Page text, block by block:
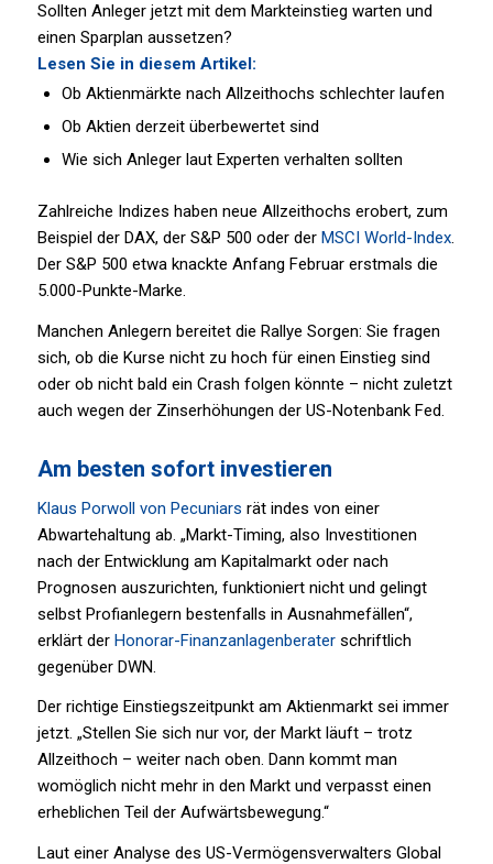
Sollten Anleger jetzt mit dem Markteinstieg warten und
einen Sparplan aussetzen?
Lesen Sie in diesem Artikel:
Ob Aktienmärkte nach Allzeithochs schlechter laufen
Ob Aktien derzeit überbewertet sind
Wie sich Anleger laut Experten verhalten sollten
Zahlreiche Indizes haben neue Allzeithochs erobert, zum
Beispiel der DAX, der S&P 500 oder der MSCI World-Index.
Der S&P 500 etwa knackte Anfang Februar erstmals die
5.000-Punkte-Marke.
Manchen Anlegern bereitet die Rallye Sorgen: Sie fragen
sich, ob die Kurse nicht zu hoch für einen Einstieg sind
oder ob nicht bald ein Crash folgen könnte – nicht zuletzt
auch wegen der Zinserhöhungen der US-Notenbank Fed.
Am besten sofort investieren
Klaus Porwoll von Pecuniars rät indes von einer
Abwartehaltung ab. „Markt-Timing, also Investitionen
nach der Entwicklung am Kapitalmarkt oder nach
Prognosen auszurichten, funktioniert nicht und gelingt
selbst Profianlegern bestenfalls in Ausnahmefällen“,
erklärt der Honorar-Finanzanlagenberaterschriftlich
gegenüber DWN.
Der richtige Einstiegszeitpunkt am Aktienmarkt sei immer
jetzt. „Stellen Sie sich nur vor, der Markt läuft – trotz
Allzeithoch – weiter nach oben. Dann kommt man
womöglich nicht mehr in den Markt und verpasst einen
erheblichen Teil der Aufwärtsbewegung.“
Laut einer Analyse des US-Vermögensverwalters Global